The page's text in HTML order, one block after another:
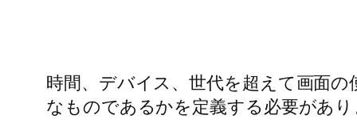
時間、デバイス、世代を超えて画面
なものであるかを定義する必要があ